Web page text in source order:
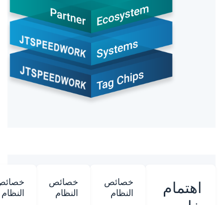
اهتمام
خصائص
النظام
خصائص
النظام
النظام